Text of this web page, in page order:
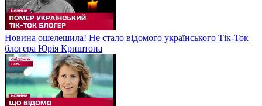
Новина ошелешила! Не стало відомого українського Тік-Ток
блогера Юрія Криштопа